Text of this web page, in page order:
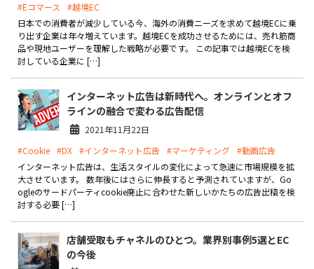
#Eコマース
#越境EC
日本での消費者が減少している今、海外の消費ニーズを求めて越境ECに乗
り出す企業は年々増えています。越境ECを成功させるためには、売れ筋商
品や現地ユーザーを理解した戦略が必要です。 この記事では越境ECを検
討している企業に […]
インターネット広告は新時代へ。オンラインとオフ
ラインの融合で変わる広告配信
2021年11月22日
#Cookie #DX #インターネット広告 #マーケティング #動画広告
インターネット広告は、生活スタイルの変化によって急速に市場規模を拡
大させています。 数年後にはさらに伸長すると予測されていますが、Go
ogleのサードパーティcookie廃止に合わせた新しいかたちの広告出稿を検
討する必要 […]
店舗受取もチャネルのひとつ。業界別事例5選とEC
の今後